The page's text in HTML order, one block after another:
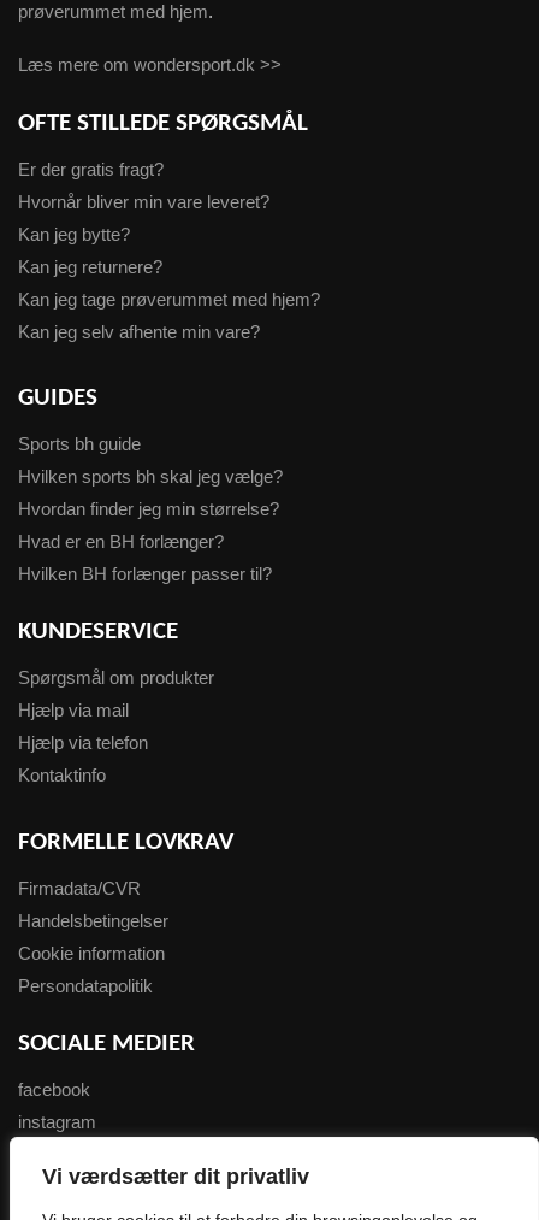
Vi værdsætter dit privatliv
prøverummet med hjem.
Læs mere om wondersport.dk >>
OFTE STILLEDE SPØRGSMÅL
Er der gratis fragt?
Hvornår bliver min vare leveret?
Kan jeg bytte?
Kan jeg returnere?
Kan jeg tage prøverummet med hjem?
Kan jeg selv afhente min vare?
GUIDES
Sports bh guide
Hvilken sports bh skal jeg vælge?
Hvordan finder jeg min størrelse?
Hvad er en BH forlænger?
Hvilken BH forlænger passer til?
KUNDESERVICE
Spørgsmål om produkter
Hjælp via mail
Hjælp via telefon
Kontaktinfo
FORMELLE LOVKRAV
Firmadata/CVR
Handelsbetingelser
Cookie information
Persondatapolitik
SOCIALE MEDIER
facebook
instagram